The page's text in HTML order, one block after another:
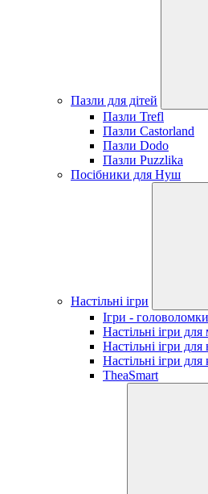
Пазли для дітей
Пазли Trefl
Пазли Castorland
Пазли Dodo
Пазли Puzzlika
Посібники для Нуш
Настільні ігри
Ігри -
Настільні ігри
Настільні ігри для
Настільні ігри для
TheaSmart